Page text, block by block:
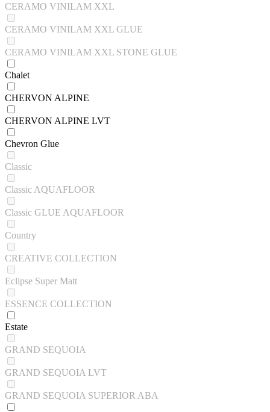
CERAMO VINILAM XXL
CERAMO VINILAM XXL GLUE
CERAMO VINILAM XXL STONE GLUE
Chalet
CHERVON ALPINE
CHERVON ALPINE LVT
Chevron Glue
Classic
Classic AQUAFLOOR
Classic GLUE AQUAFLOOR
Country
CREATIVE COLLECTION
Eclipse Super Matt
ESSENCE COLLECTION
Estate
GRAND SEQUOIA
GRAND SEQUOIA LVT
GRAND SEQUOIA SUPERIOR ABA